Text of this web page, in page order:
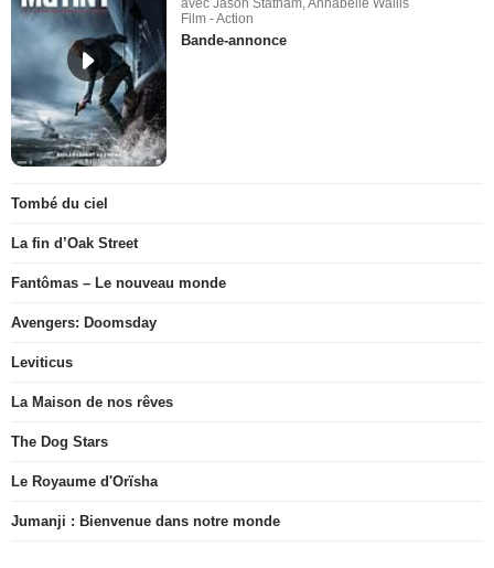
avec Jason Statham, Annabelle Wallis
Film - Action
Bande-annonce
Tombé du ciel
La fin d’Oak Street
Fantômas – Le nouveau monde
Avengers: Doomsday
Leviticus
La Maison de nos rêves
The Dog Stars
Le Royaume d'Orïsha
Jumanji : Bienvenue dans notre monde